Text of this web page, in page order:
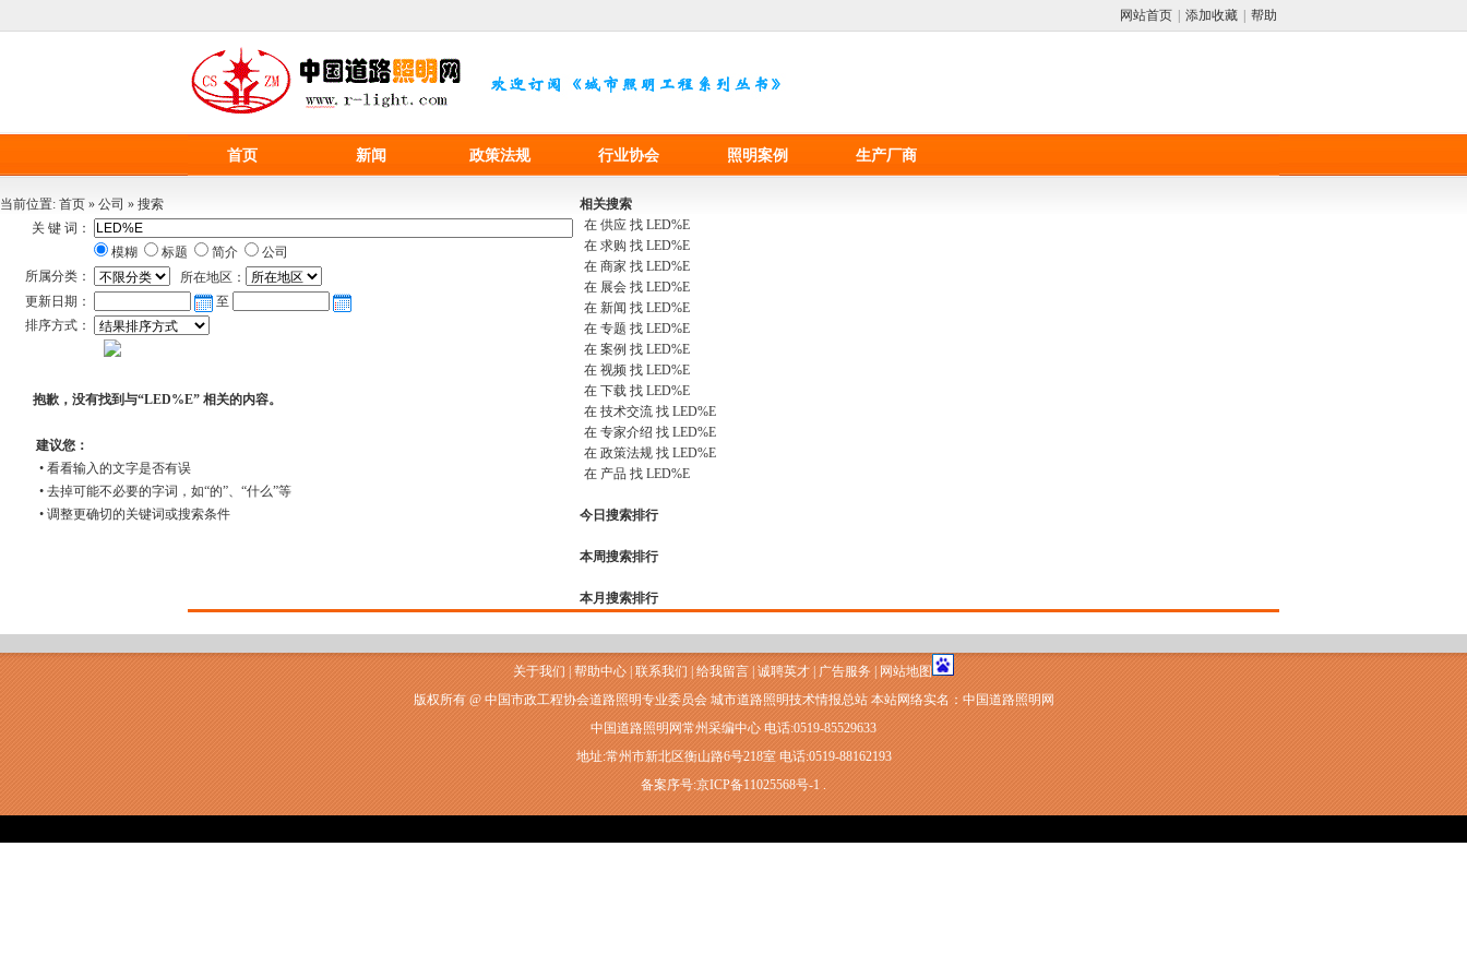
网站首页 添加收藏 帮助
首页 新闻 政策法规 行业协会 照明案例 生产厂商
当前位置: 首页 » 公司 » 搜索
关 键 词：
模糊
标题 简介
公司
所属分类：
所在地区：
更新日期：
至
排序方式：
抱歉，没有找到与“LED%E” 相关的内容。
建议您：
• 看看输入的文字是否有误
• 去掉可能不必要的字词，如“的”、“什么”等
• 调整更确切的关键词或搜索条件
相关搜索
在 供应 找 LED%E
在 求购 找 LED%E
在 商家 找 LED%E
在 展会 找 LED%E
在 新闻 找 LED%E
在 专题 找 LED%E
在 案例 找 LED%E
在 视频 找 LED%E
在 下载 找 LED%E
在 技术交流 找 LED%E
在 专家介绍 找 LED%E
在 政策法规 找 LED%E
在 产品 找 LED%E
今日搜索排行
本周搜索排行
本月搜索排行
关于我们 帮助中心 联系我们 给我留言 诚聘英才 广告服务
网站地图
版权所有 @ 中国市政工程协会道路照明专业委员会 城市道路照明技术情报总站 本站网络实名：中国道路照明网
中国道路照明网常州采编中心 电话:0519-85529633
地址:常州市新北区衡山路6号218室 电话:0519-88162193
备案序号:京ICP备11025568号-1 .